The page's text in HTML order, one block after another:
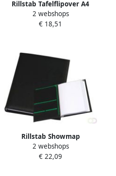
Rillstab Tafelflipover A4
dwars 20-tassen
2 webshops
€ 18,51
Rillstab Showmap
Ambassadeur A4 1 kanaals
20-tassen zwart
2 webshops
€ 22,09